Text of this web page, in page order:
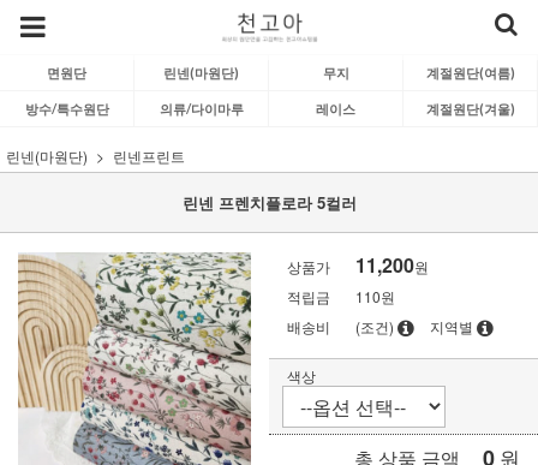
면원단 린넨(마원단) 무지 계절원단(여름)
방수/특수원단 의류/다이마루 레이스 계절원단(겨울)
린넨(마원단) 린넨프린트
린넨 프렌치플로라 5컬러
상품가 11,200원
적립금
110원
배송비
(조건) 지역별
색상
총 상품 금액 0 원